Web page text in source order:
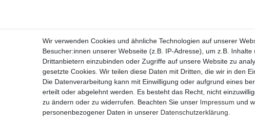
Widerrufs­recht
Wir verwenden Cookies und ähnliche Technologien auf unserer
Besucher:innen unserer Webseite (z.B. IP-Adresse), um z.B.
Drittanbietern einzubinden oder Zugriffe auf unsere Website zu
gesetzte Cookies. Wir teilen diese Daten mit Dritten, die wir in den
Die Datenverarbeitung kann mit Einwilligung oder aufgrund eines
erteilt oder abgelehnt werden. Es besteht das Recht, nicht
zu ändern oder zu widerrufen. Beachten Sie unser Impressum und
personenbezogener Daten in unserer Daten­schutz­erklärung